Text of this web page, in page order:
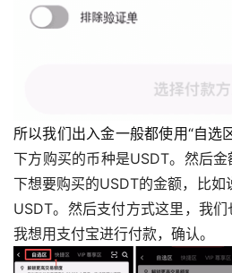
所以我们出入金一般都使用“自选
下方购买的币种是USDT。然后
下想要购买的USDT的金额，比
USDT。然后支付方式这里，我
我想用支付宝进行付款，确认。